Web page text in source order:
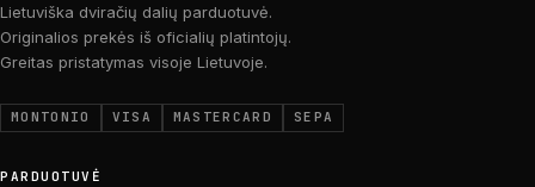
Lietuviška dviračių dalių parduotuvė.
Originalios prekės iš oficialių platintojų.
Greitas pristatymas visoje Lietuvoje.
MONTONIO VISA MASTERCARD SEPA
PARDUOTUVĖ